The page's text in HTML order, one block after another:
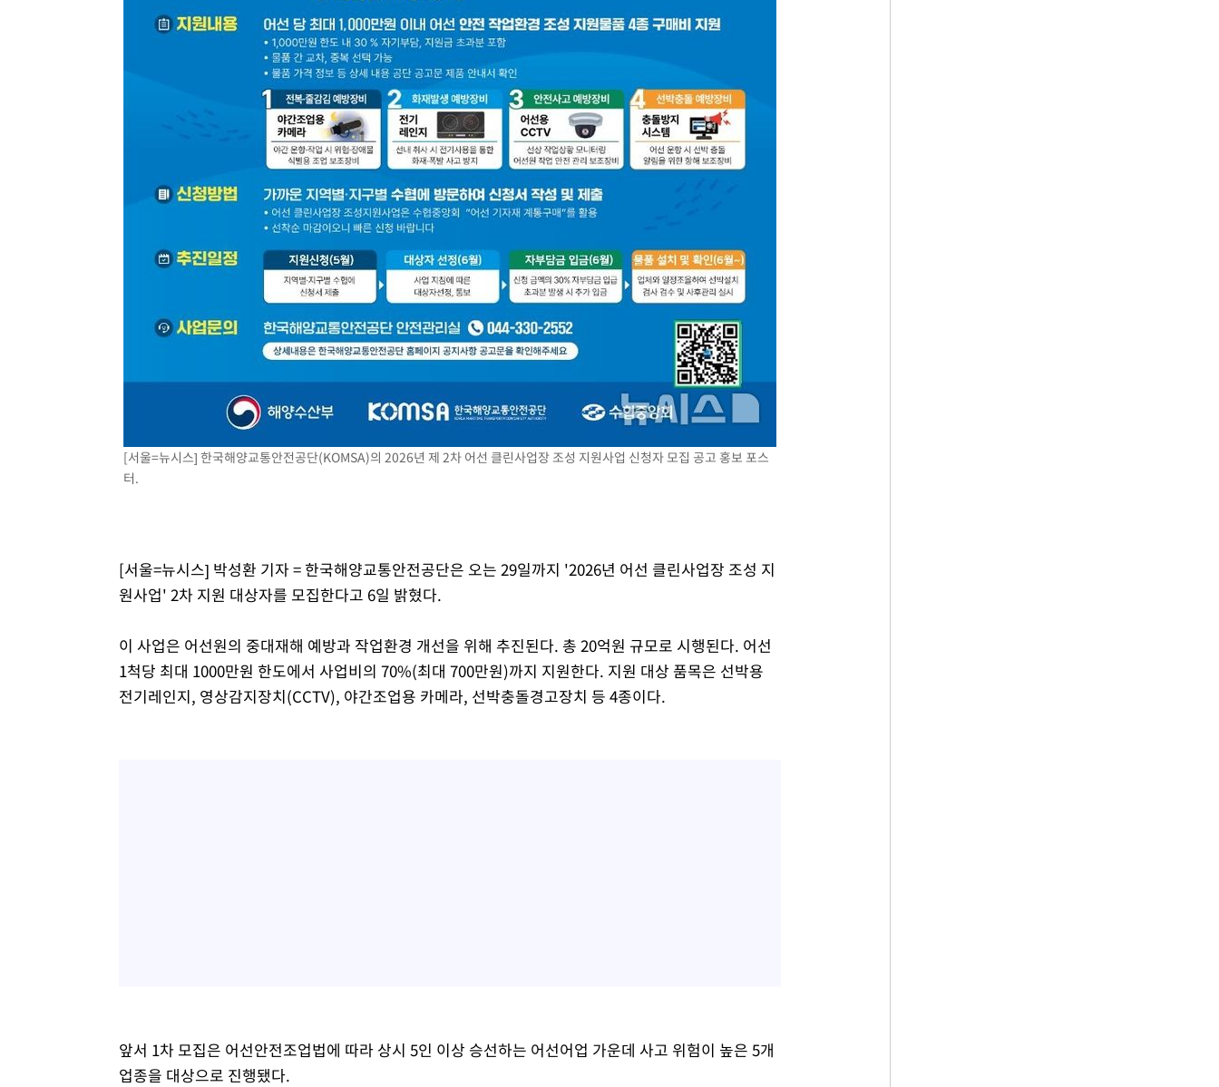
[서울=뉴시스] 한국해양교통안전공단(KOMSA)의 2026년 제 2차 어선 클린사업장 조성 지원사업 신청자 모집 공고 홍보 포스
터.
[서울=뉴시스] 박성환 기자 = 한국해양교통안전공단은 오는 29일까지 '2026년 어선 클린사업장 조성 지
원사업' 2차 지원 대상자를 모집한다고 6일 밝혔다.
이 사업은 어선원의 중대재해 예방과 작업환경 개선을 위해 추진된다. 총 20억원 규모로 시행된다. 어선
1척당 최대 1000만원 한도에서 사업비의 70%(최대 700만원)까지 지원한다. 지원 대상 품목은 선박용
전기레인지, 영상감지장치(CCTV), 야간조업용 카메라, 선박충돌경고장치 등 4종이다.
앞서 1차 모집은 어선안전조업법에 따라 상시 5인 이상 승선하는 어선어업 가운데 사고 위험이 높은 5개
업종을 대상으로 진행됐다.